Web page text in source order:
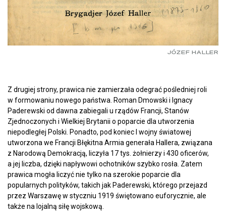
JÓZEF HALLER
Z drugiej strony, prawica nie zamierzała odegrać pośledniej roli
w formowaniu nowego państwa. Roman Dmowski i Ignacy
Paderewski od dawna zabiegali u rządów Francji, Stanów
Zjednoczonych i Wielkiej Brytanii o poparcie dla utworzenia
niepodległej Polski. Ponadto, pod koniec I wojny światowej
utworzona we Francji Błękitna Armia generała Hallera, związana
z Narodową Demokracją, liczyła 17 tys. żołnierzy i 430 oficerów,
a jej liczba, dzięki napływowi ochotników szybko rosła. Zatem
prawica mogła liczyć nie tylko na szerokie poparcie dla
popularnych polityków, takich jak Paderewski, którego przejazd
przez Warszawę w styczniu 1919 świętowano euforycznie, ale
także na lojalną siłę wojskową.